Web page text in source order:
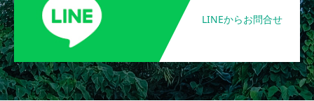
LINEからお問合せ